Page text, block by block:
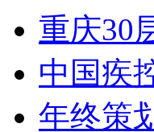
重庆30
中国疾
年终策